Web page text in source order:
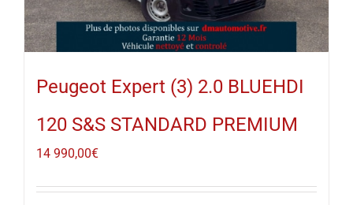
Peugeot Expert (3) 2.0 BLUEHDI
120 S&S STANDARD PREMIUM
14 990,00€